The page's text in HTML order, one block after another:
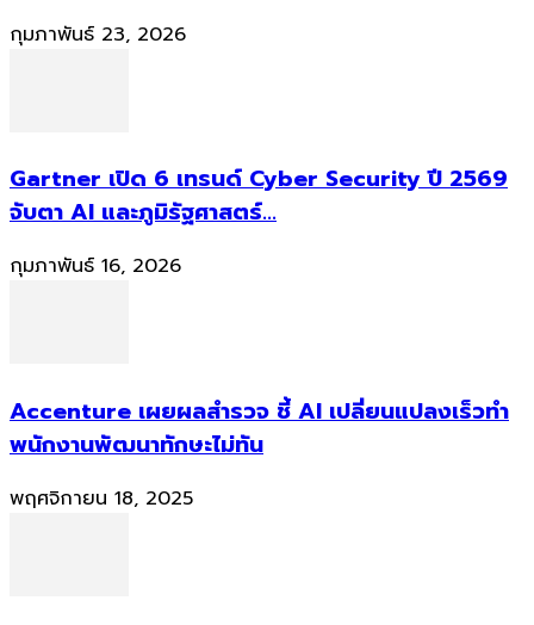
กุมภาพันธ์ 23, 2026
Gartner เปิด 6 เทรนด์ Cyber Security ปี 2569
จับตา AI และภูมิรัฐศาสตร์...
กุมภาพันธ์ 16, 2026
Accenture เผยผลสำรวจ ชี้ AI เปลี่ยนแปลงเร็วทำ
พนักงานพัฒนาทักษะไม่ทัน
พฤศจิกายน 18, 2025